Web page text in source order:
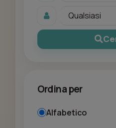
Ordina per
Alfabetico